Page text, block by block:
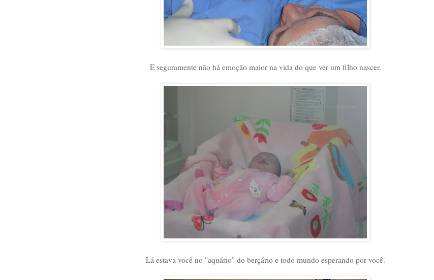
E seguramente não há emoção maior na vida do que ver um filho nascer.
Lá estava você no "aquário" do berçário e todo mundo esperando por você.